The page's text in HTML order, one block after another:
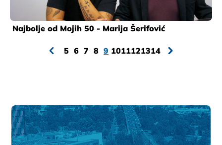
Najbolje od Mojih 50 - Marija Šerifović
5 6 7 8 9 1011121314